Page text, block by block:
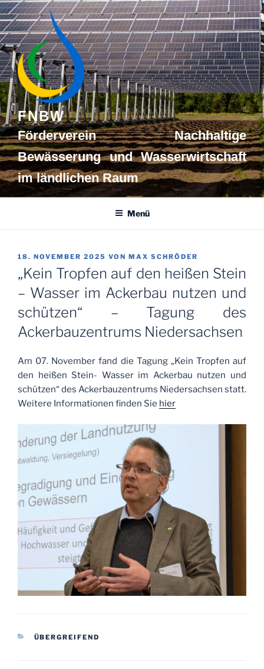
Zum
Inhalt
springen
FNBW
Förderverein Nachhaltige
Bewässerung und Wasserwirtschaft
im ländlichen Raum
Menü
VERÖFFENTLICHT
AM
18. NOVEMBER 2025 VON MAX SCHRÖDER
„Kein Tropfen auf den heißen Stein
– Wasser im Ackerbau nutzen und
schützen“ – Tagung des
Ackerbauzentrums Niedersachsen
Am 07. November fand die Tagung „Kein Tropfen auf
den heißen Stein- Wasser im Ackerbau nutzen und
schützen“ des Ackerbauzentrums Niedersachsen statt.
Weitere Informationen finden Sie hier
KATEGORIEN
ÜBERGREIFEND